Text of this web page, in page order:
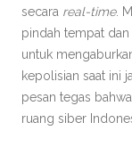
secara real-time.
pindah tempat
untuk
kepolisian saat ini
pesan tegas
ruang siber